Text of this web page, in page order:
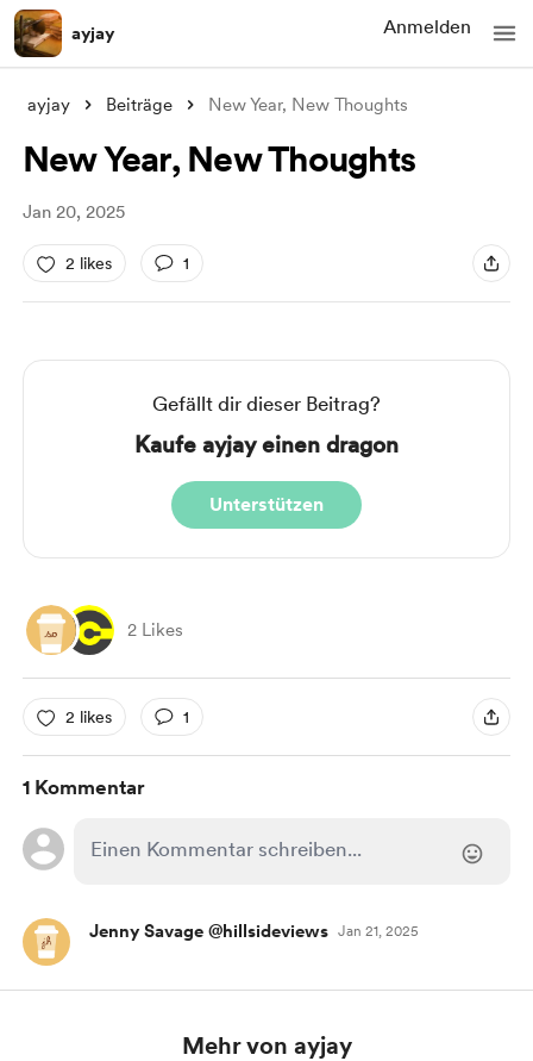
ayjay Anmelden
ayjay Beiträge New Year, New Thoughts
New Year, New Thoughts
Jan 20, 2025
2 likes 1
Gefällt dir dieser Beitrag?
Kaufe ayjay einen dragon
Unterstützen
2 Likes
2 likes 1
1 Kommentar
Jenny Savage @hillsideviews Jan 21, 2025
Mehr von ayjay